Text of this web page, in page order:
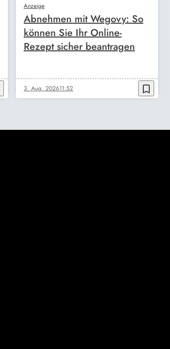
Anzeige
Abnehmen mit Wegovy: So
können Sie Ihr Online-
Rezept sicher beantragen
3. Aug. 202611:52 bookmark_border